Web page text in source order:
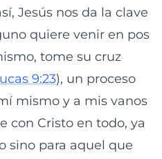
Jesús nos da la clave
quiere venir en pos
tome su cruz
9:23), un proceso
mismo y a mis vanos
con Cristo en todo, ya
sino para aquel que